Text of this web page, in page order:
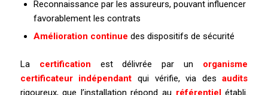
Reconnaissance par les assureurs, pouvant influencer
favorablement les contrats
Amélioration continue des dispositifs de sécurité
La certification est délivrée par un organisme
certificateur indépendant qui vérifie, via desaudits
rigoureux, que l’installation répond au référentielétabli.